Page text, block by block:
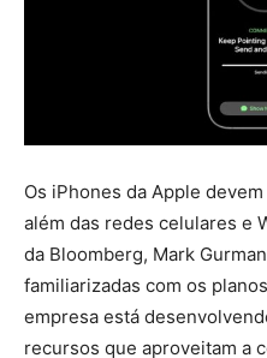
Os iPhones da Apple
além das redes celulares e
da Bloomberg, Mark
familiarizadas com os
empresa está
recursos que aproveitam a